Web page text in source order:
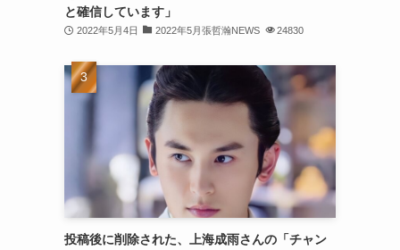
(32)
(32)
(29)
と確信しています」
2022年5月4日 2022年5月張哲瀚NEWS 24830
投稿後に削除された、上海成雨さんの「チャン